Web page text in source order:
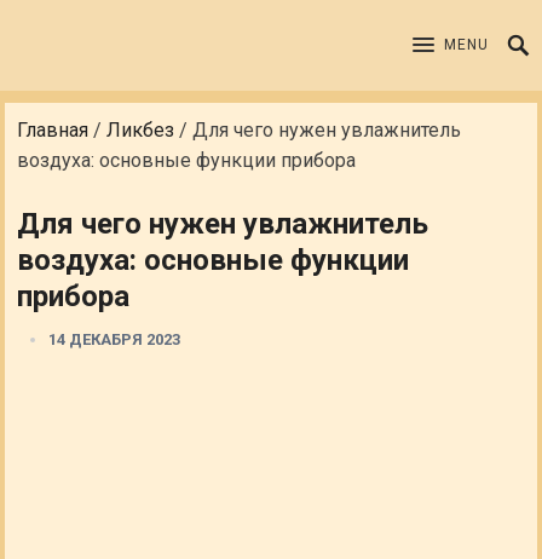
MENU
Главная /Ликбез /Для чего нужен увлажнитель
воздуха: основные функции прибора
Для чего нужен увлажнитель
воздуха: основные функции
прибора
14 ДЕКАБРЯ 2023